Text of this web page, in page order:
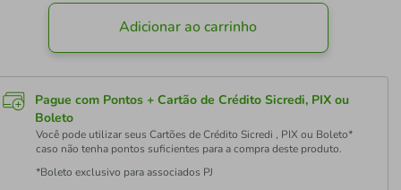
Adicionar ao carrinho
Pague com Pontos + Cartão de Crédito Sicredi, PIX ou
Boleto
Você pode utilizar seus Cartões de Crédito Sicredi , PIX ou Boleto*
caso não tenha pontos suficientes para a compra deste produto.
*Boleto exclusivo para associados PJ